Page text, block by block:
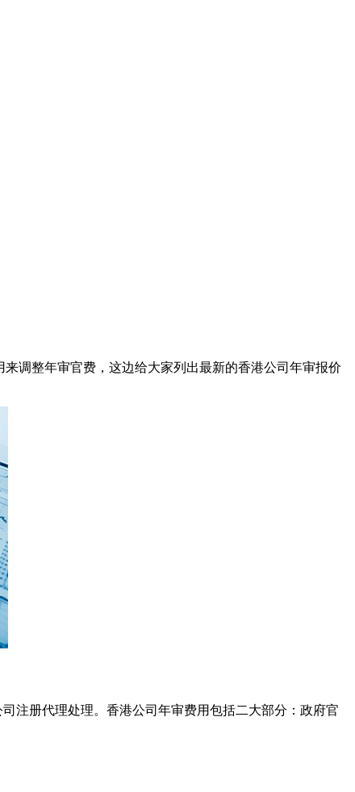
调整年审官费，这边给大家列出最新的香港公司年审报价
注册代理处理。香港公司年审费用包括二大部分：政府官